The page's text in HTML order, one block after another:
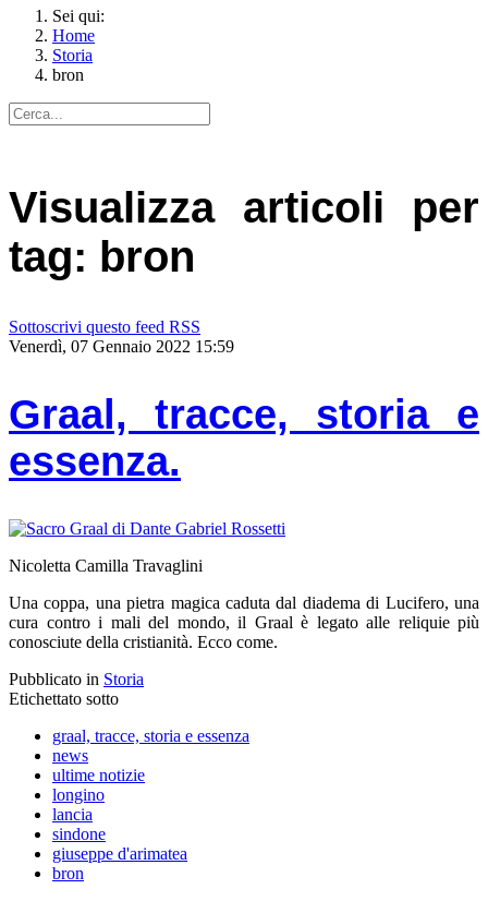
Sei qui:
Home
Storia
bron
Visualizza articoli per
tag: bron
Sottoscrivi questo feed RSS
Venerdì, 07 Gennaio 2022 15:59
Graal, tracce, storia e
essenza.
Nicoletta Camilla Travaglini
Una coppa, una pietra magica caduta dal diadema di Lucifero, una
cura contro i mali del mondo, il Graal è legato alle reliquie più
conosciute della cristianità. Ecco come.
Pubblicato in Storia
Etichettato sotto
graal, tracce, storia e essenza
news
ultime notizie
longino
lancia
sindone
giuseppe d'arimatea
bron